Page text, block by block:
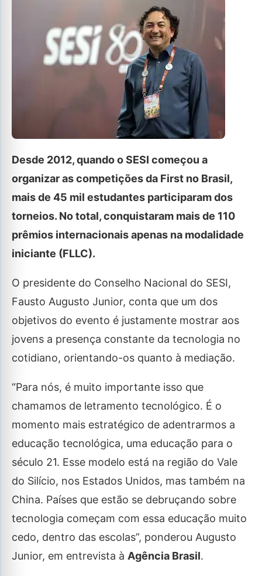
Desde 2012, quando o SESI começou a
organizar as competições da First no Brasil,
mais de 45 mil estudantes participaram dos
torneios. No total, conquistaram mais de 110
prêmios internacionais apenas na modalidade
iniciante (FLLC).
O presidente do Conselho Nacional do SESI,
Fausto Augusto Junior, conta que um dos
objetivos do evento é justamente mostrar aos
jovens a presença constante da tecnologia no
cotidiano, orientando-os quanto à mediação.
“Para nós, é muito importante isso que
chamamos de letramento tecnológico. É o
momento mais estratégico de adentrarmos a
educação tecnológica, uma educação para o
século 21. Esse modelo está na região do Vale
do Silício, nos Estados Unidos, mas também na
China. Países que estão se debruçando sobre
tecnologia começam com essa educação muito
cedo, dentro das escolas”, ponderou Augusto
Junior, em entrevista à Agência Brasil.